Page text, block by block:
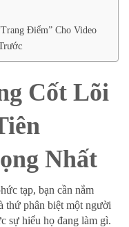
Điểm” Cho Video
Cốt Lõi
Nhất
tạp, bạn cần nắm
thứ phân biệt một người
sự hiểu họ đang làm gì.